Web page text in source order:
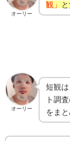
オーリー
観」
オーリー
短観
ト調
をま